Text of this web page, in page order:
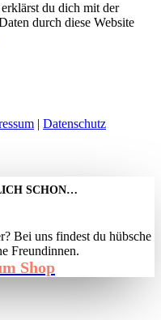
du dich mit der
durch diese Website
| Datenschutz
SCHON…
Bei uns findest du hübsche
Freundinnen.
Shop